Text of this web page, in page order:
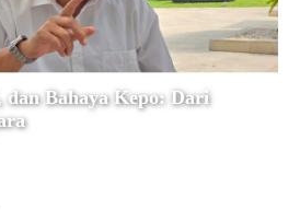
dan Bahaya Kepo: Dari